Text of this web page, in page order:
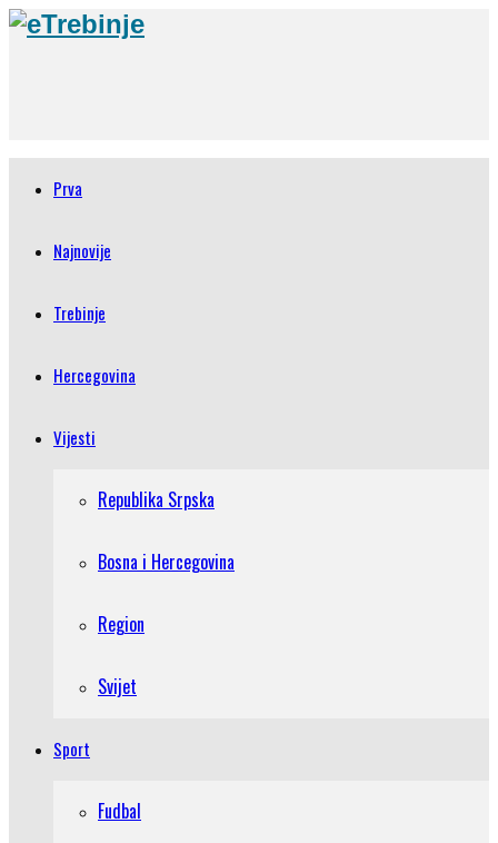
Prva
Najnovije
Trebinje
Hercegovina
Vijesti
Republika Srpska
Bosna i Hercegovina
Region
Svijet
Sport
Fudbal